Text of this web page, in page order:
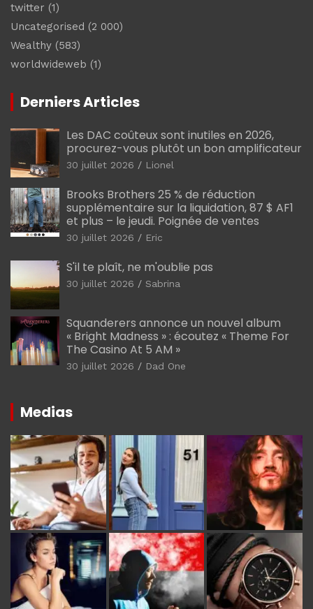
twitter (1)
Uncategorised (2 000)
Wealthy (583)
worldwideweb (1)
Derniers Articles
Les DAC coûteux sont inutiles en 2026,
procurez-vous plutôt un bon amplificateur
30 juillet 2026 Lionel
Brooks Brothers 25 % de réduction
supplémentaire sur la liquidation, 87 $ AF1
et plus – le jeudi. Poignée de ventes
30 juillet 2026 Eric
S'il te plaît, ne m'oublie pas
30 juillet 2026 Sabrina
Squanderers annonce un nouvel album
« Bright Madness » : écoutez « Theme For
The Casino At 5 AM »
30 juillet 2026 Dad One
Medias